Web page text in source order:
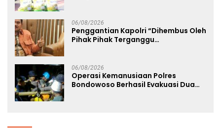
06/08/2026
Penggantian Kapolri “Dihembus Oleh
Pihak Pihak Terganggu
06/08/2026
Operasi Kemanusiaan Polres
Bondowoso Berhasil Evakuasi Dua